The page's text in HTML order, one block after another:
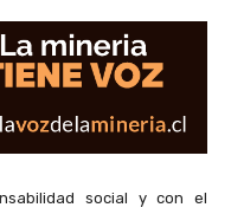
social y con el